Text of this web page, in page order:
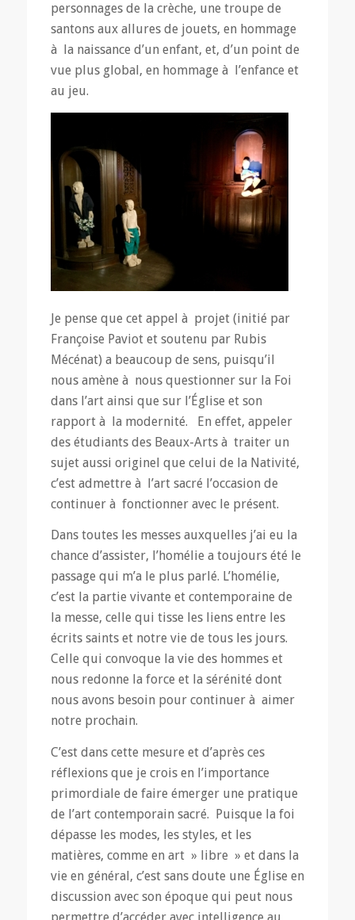
personnages de la crèche, une troupe de
santons aux allures de jouets, en hommage
à la naissance d’un enfant, et, d’un point de
vue plus global, en hommage à l’enfance et
au jeu.
Je pense que cet appel à projet (initié par
Françoise Paviot et soutenu par Rubis
Mécénat) a beaucoup de sens, puisqu’il
nous amène à nous questionner sur la Foi
dans l’art ainsi que sur l’Église et son
rapport à la modernité. En effet, appeler
des étudiants des Beaux-Arts à traiter un
sujet aussi originel que celui de la Nativité,
c’est admettre à l’art sacré l’occasion de
continuer à fonctionner avec le présent.
Dans toutes les messes auxquelles j’ai eu la
chance d’assister, l’homélie a toujours été le
passage qui m’a le plus parlé. L’homélie,
c’est la partie vivante et contemporaine de
la messe, celle qui tisse les liens entre les
écrits saints et notre vie de tous les jours.
Celle qui convoque la vie des hommes et
nous redonne la force et la sérénité dont
nous avons besoin pour continuer à aimer
notre prochain.
C’est dans cette mesure et d’après ces
réflexions que je crois en l’importance
primordiale de faire émerger une pratique
de l’art contemporain sacré. Puisque la foi
dépasse les modes, les styles, et les
matières, comme en art » libre » et dans la
vie en général, c’est sans doute une Église en
discussion avec son époque qui peut nous